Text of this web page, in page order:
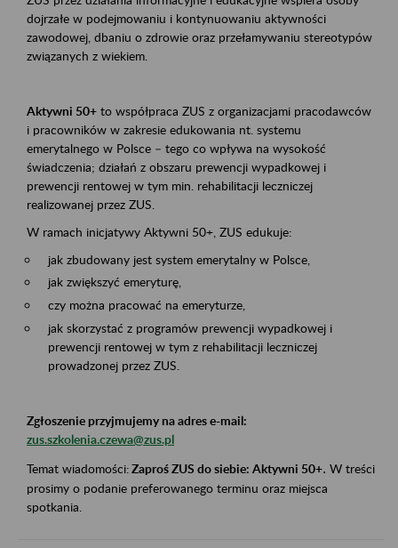
dojrzałe w podejmowaniu i kontynuowaniu aktywności
zawodowej, dbaniu o zdrowie oraz przełamywaniu stereotypów
związanych z wiekiem.
Aktywni 50+ to współpraca ZUS z organizacjami pracodawców
i pracowników w zakresie edukowania nt. systemu
emerytalnego w Polsce – tego co wpływa na wysokość
świadczenia; działań z obszaru prewencji wypadkowej i
prewencji rentowej w tym min. rehabilitacji leczniczej
realizowanej przez ZUS.
W ramach inicjatywy Aktywni 50+, ZUS edukuje:
jak zbudowany jest system emerytalny w Polsce,
jak zwiększyć emeryturę,
czy można pracować na emeryturze,
jak skorzystać z programów prewencji wypadkowej i
prewencji rentowej w tym z rehabilitacji leczniczej
prowadzonej przez ZUS.
Zgłoszenie przyjmujemy na adres e-mail:
zus.szkolenia.czewa@zus.pl
Temat wiadomości:Zaproś ZUS do siebie: Aktywni 50+. W treści
prosimy o podanie preferowanego terminu oraz miejsca
spotkania.